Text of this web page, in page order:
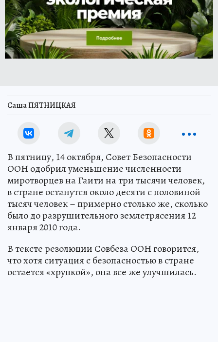
Саша ПЯТНИЦКАЯ
В пятницу, 14 октября, Совет Безопасности
ООН одобрил уменьшение численности
миротворцев на Гаити на три тысячи человек,
в стране останутся около десяти с половиной
тысяч человек – примерно столько же, сколько
было до разрушительного землетрясения 12
января 2010 года.
В тексте резолюции Совбеза ООН говорится,
что хотя ситуация с безопасностью в стране
остается «хрупкой», она все же улучшилась.